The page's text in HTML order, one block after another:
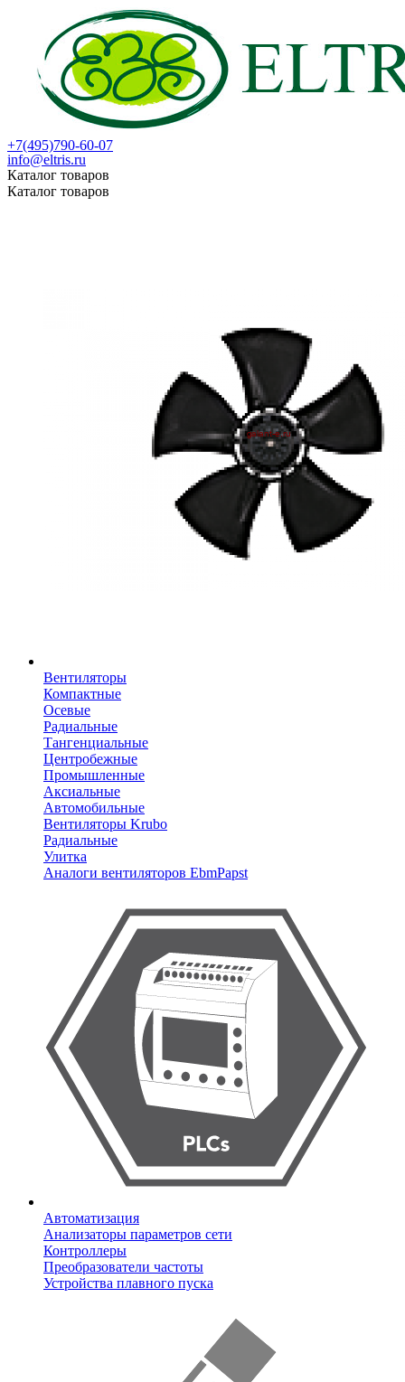
+7(495)790-60-07
info@eltris.ru
Каталог товаров
Каталог товаров
Вентиляторы
Компактные
Осевые
Радиальные
Тангенциальные
Центробежные
Промышленные
Аксиальные
Автомобильные
Вентиляторы Krubo
Радиальные
Улитка
Аналоги вентиляторов EbmPapst
Автоматизация
Анализаторы параметров сети
Контроллеры
Преобразователи частоты
Устройства плавного пуска